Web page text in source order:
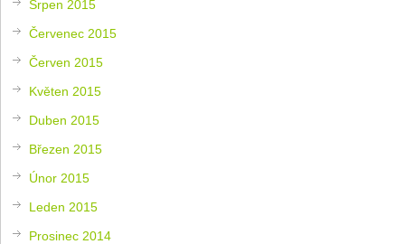
Srpen 2015
Červenec 2015
Červen 2015
Květen 2015
Duben 2015
Březen 2015
Únor 2015
Leden 2015
Prosinec 2014